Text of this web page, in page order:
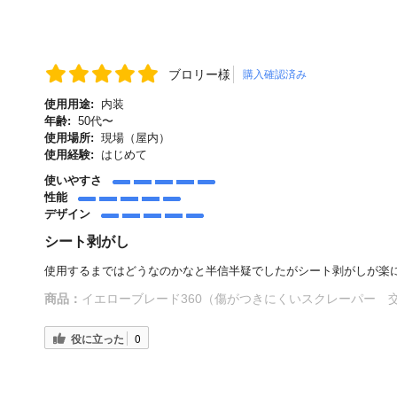
ブロリー様 購入確認済み
使用用途:
内装
年齢: 50代〜
使用場所: 現場（屋内）
使用経験:
はじめて
使いやすさ
性能
デザイン
シート剥がし
使用するまではどうなのかなと半信半疑でしたがシート剥がしが楽
商品： イエローブレード360（傷がつきにくいスクレーパー
役に立った 0